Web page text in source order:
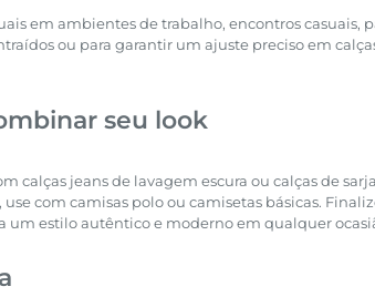
em ambientes de trabalho, encontros casuais,
ou para garantir um ajuste preciso em
seu look
calças jeans de lavagem escura ou calças de
use com camisas polo ou camisetas básicas.
um estilo autêntico e moderno em qualquer